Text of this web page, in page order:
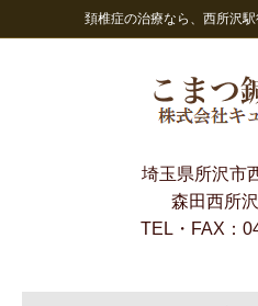
頚椎症の治療なら、西所沢
埼玉県所沢市
森田西所
TEL・FAX：